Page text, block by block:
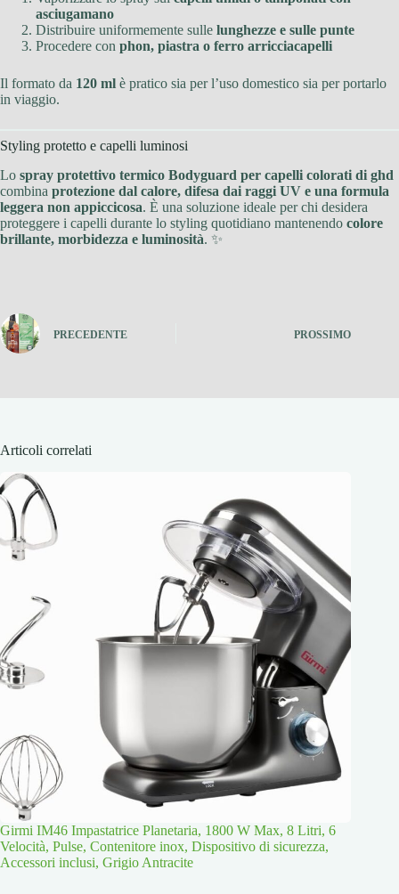
asciugamano
Distribuire uniformemente sulle lunghezze e sulle punte
Procedere con phon, piastra o ferro arricciacapelli
Il formato da 120 ml è pratico sia per l’uso domestico sia per portarlo
in viaggio.
Styling protetto e capelli luminosi
Lo spray protettivo termico Bodyguard per capelli colorati di ghd
combina protezione dal calore, difesa dai raggi UV e una formula
leggera non appiccicosa. È una soluzione ideale per chi desidera
proteggere i capelli durante lo styling quotidiano mantenendo colore
brillante, morbidezza e luminosità. ✨
PRECEDENTE PROSSIMO
Articoli correlati
Girmi IM46 Impastatrice Planetaria, 1800 W Max, 8 Litri, 6
Velocità, Pulse, Contenitore inox, Dispositivo di sicurezza,
Accessori inclusi, Grigio Antracite